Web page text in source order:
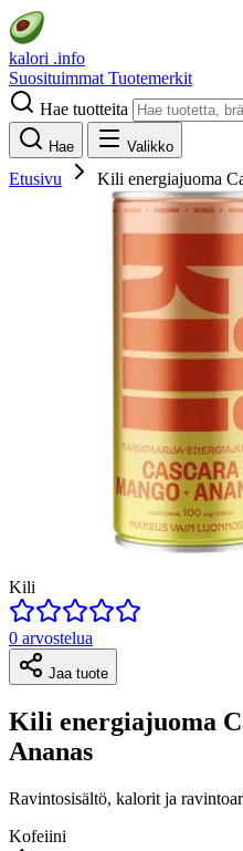
kalori .info
Suosituimmat Tuotemerkit
Hae tuotteita
Hae Valikko
Etusivu Kili energiajuoma
Kili
0 arvostelua
Jaa tuote
Kili energiajuoma
Ananas
Ravintosisältö, kalorit ja
Kofeiini